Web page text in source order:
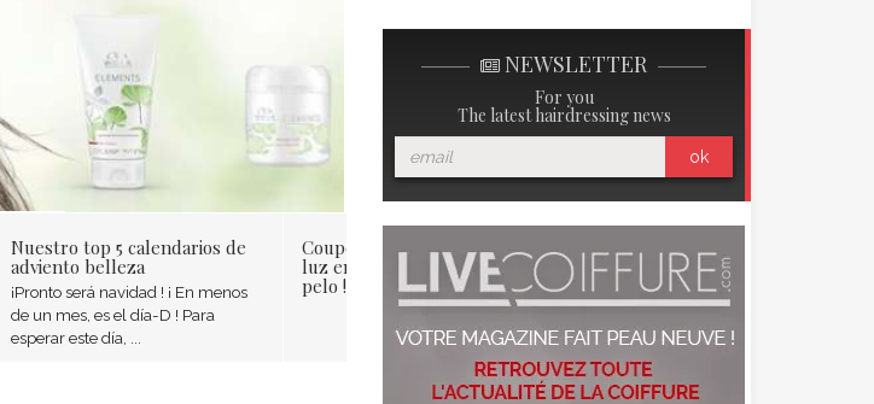
Nuestro top 5 calendarios de
adviento belleza
¡Pronto será navidad ! ¡ En menos
de un mes, es el día-D ! Para
esperar este día, ...
Coupe d’éclat : Da un poco de
luz en su vida… ¡ al cortar tu
pelo !
¡ Lyon despliega la alfombra
roja para Jérôme Guézou y sus
moños !
Sara Svati
NEWSLETTER
For you
The latest hairdressing news
ok